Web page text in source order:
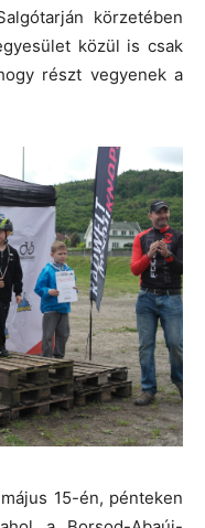
körzetében
közül is csak
részt vegyenek a
15-én, pénteken